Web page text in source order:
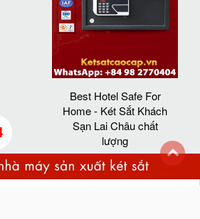
Best Hotel Safe For
Home - Két Sắt Khách
Sạn Lai Châu chất
lượng
back